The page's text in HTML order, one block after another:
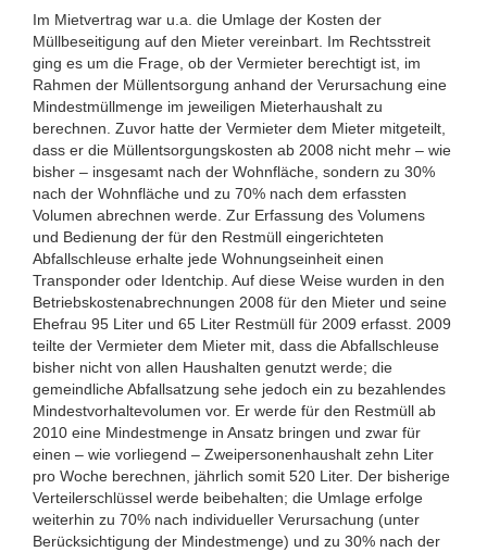
Im Mietvertrag war u.a. die Umlage der Kosten der
Müllbeseitigung auf den Mieter vereinbart. Im Rechtsstreit
ging es um die Frage, ob der Vermieter berechtigt ist, im
Rahmen der Müllentsorgung anhand der Verursachung eine
Mindestmüllmenge im jeweiligen Mieterhaushalt zu
berechnen. Zuvor hatte der Vermieter dem Mieter mitgeteilt,
dass er die Müllentsorgungskosten ab 2008 nicht mehr – wie
bisher – insgesamt nach der Wohnfläche, sondern zu 30%
nach der Wohnfläche und zu 70% nach dem erfassten
Volumen abrechnen werde. Zur Erfassung des Volumens
und Bedienung der für den Restmüll eingerichteten
Abfallschleuse erhalte jede Wohnungseinheit einen
Transponder oder Identchip. Auf diese Weise wurden in den
Betriebskostenabrechnungen 2008 für den Mieter und seine
Ehefrau 95 Liter und 65 Liter Restmüll für 2009 erfasst. 2009
teilte der Vermieter dem Mieter mit, dass die Abfallschleuse
bisher nicht von allen Haushalten genutzt werde; die
gemeindliche Abfallsatzung sehe jedoch ein zu bezahlendes
Mindestvorhaltevolumen vor. Er werde für den Restmüll ab
2010 eine Mindestmenge in Ansatz bringen und zwar für
einen – wie vorliegend – Zweipersonenhaushalt zehn Liter
pro Woche berechnen, jährlich somit 520 Liter. Der bisherige
Verteilerschlüssel werde beibehalten; die Umlage erfolge
weiterhin zu 70% nach individueller Verursachung (unter
Berücksichtigung der Mindestmenge) und zu 30% nach der